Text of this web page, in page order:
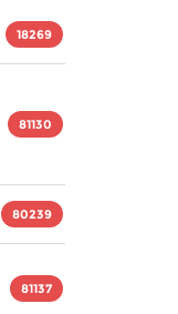
18269
81130
80239
81137